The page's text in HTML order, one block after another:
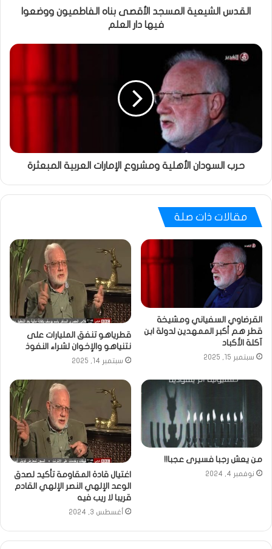
القدس الشيعية المسجد الأقصى بناه الفاطميون ووضعوا
فيها دار العلم
حرب السودان الأهلية ومشروع الإمارات العربية المبعثرة
مقالات ذات صلة
القرضاوي السفياني ومشيخة
قطر هم أكبر الممهدين لدولة ابن
آكلة الأكباد
سبتمبر 15, 2025
قطرياهو تنفق المليارات على
نتنياهو والإخوان لشراء النفوذ
سبتمبر 14, 2025
من يعش رجبا فسيرى عجبا!!
نوفمبر 4, 2024
اغتيال قادة المقاومة تأكيد لصدق
الوعد الإلهي النصر الإلهي القادم
قريبا لا ريب فيه
أغسطس 3, 2024